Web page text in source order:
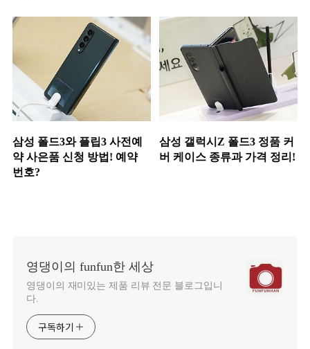
삼성 폴드3와 플립3 사전예
약 사은품 신청 방법! 예약
번호?
삼성 갤럭시Z 폴드3 정품 커
버 케이스 종류과 가격 정리!
영댕이의 funfun한 세상
영댕이의 재미있는 제품 리뷰 전문 블로그입니
다.
구독하기